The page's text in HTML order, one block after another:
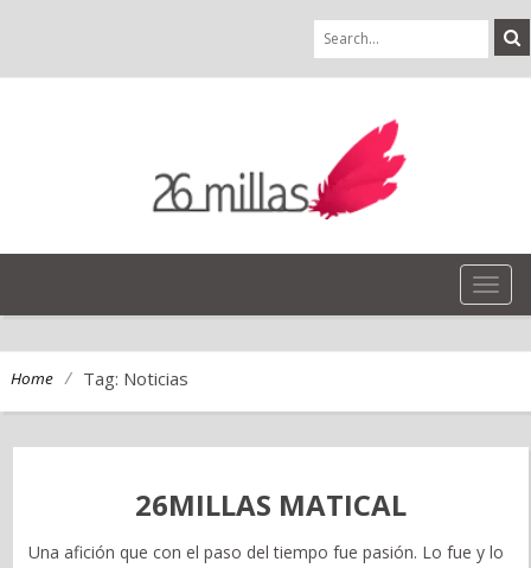
Home / Tag: Noticias
26MILLAS MATICAL
Una afición que con el paso del tiempo fue pasión. Lo fue y lo